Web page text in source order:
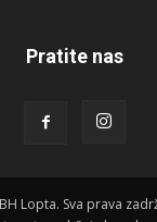
Pratite nas
Lopta. Sva prava